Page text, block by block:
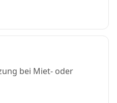
bei Miet- oder